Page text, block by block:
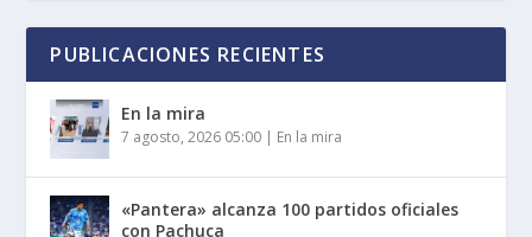
PUBLICACIONES RECIENTES
En la mira
7 agosto, 2026 05:00 | En la mira
«Pantera» alcanza 100 partidos oficiales
con Pachuca